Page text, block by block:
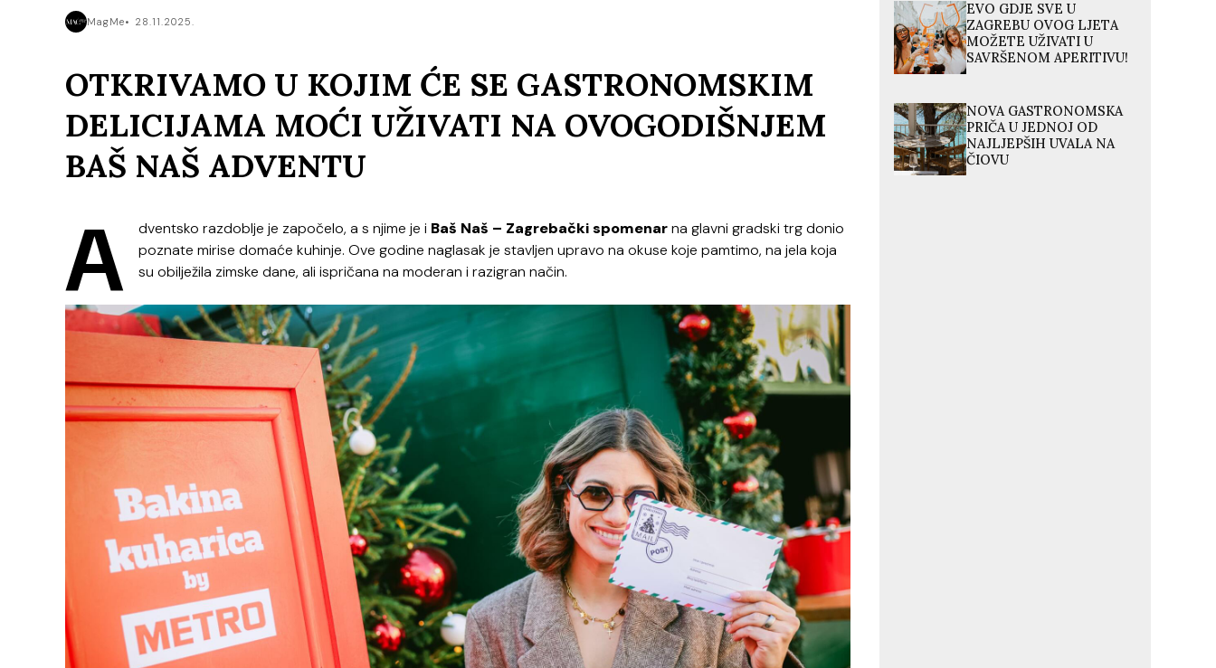
MagMe 28.11.2025.
OTKRIVAMO U KOJIM ĆE SE GASTRONOMSKIM
DELICIJAMA MOĆI UŽIVATI NA OVOGODIŠNJEM
BAŠ NAŠ ADVENTU
A dventsko razdoblje je započelo, a s njime je i Baš Naš – Zagrebački spomenarna glavni gradski trg donio
poznate mirise domaće kuhinje. Ove godine naglasak je stavljen upravo na okuse koje pamtimo, na jela koja
su obilježila zimske dane, ali ispričana na moderan i razigran način.
EVO GDJE SVE U
ZAGREBU OVOG LJETA
MOŽETE UŽIVATI U
SAVRŠENOM APERITIVU!
NOVA GASTRONOMSKA
PRIČA U JEDNOJ OD
NAJLJEPŠIH UVALA NA
ČIOVU